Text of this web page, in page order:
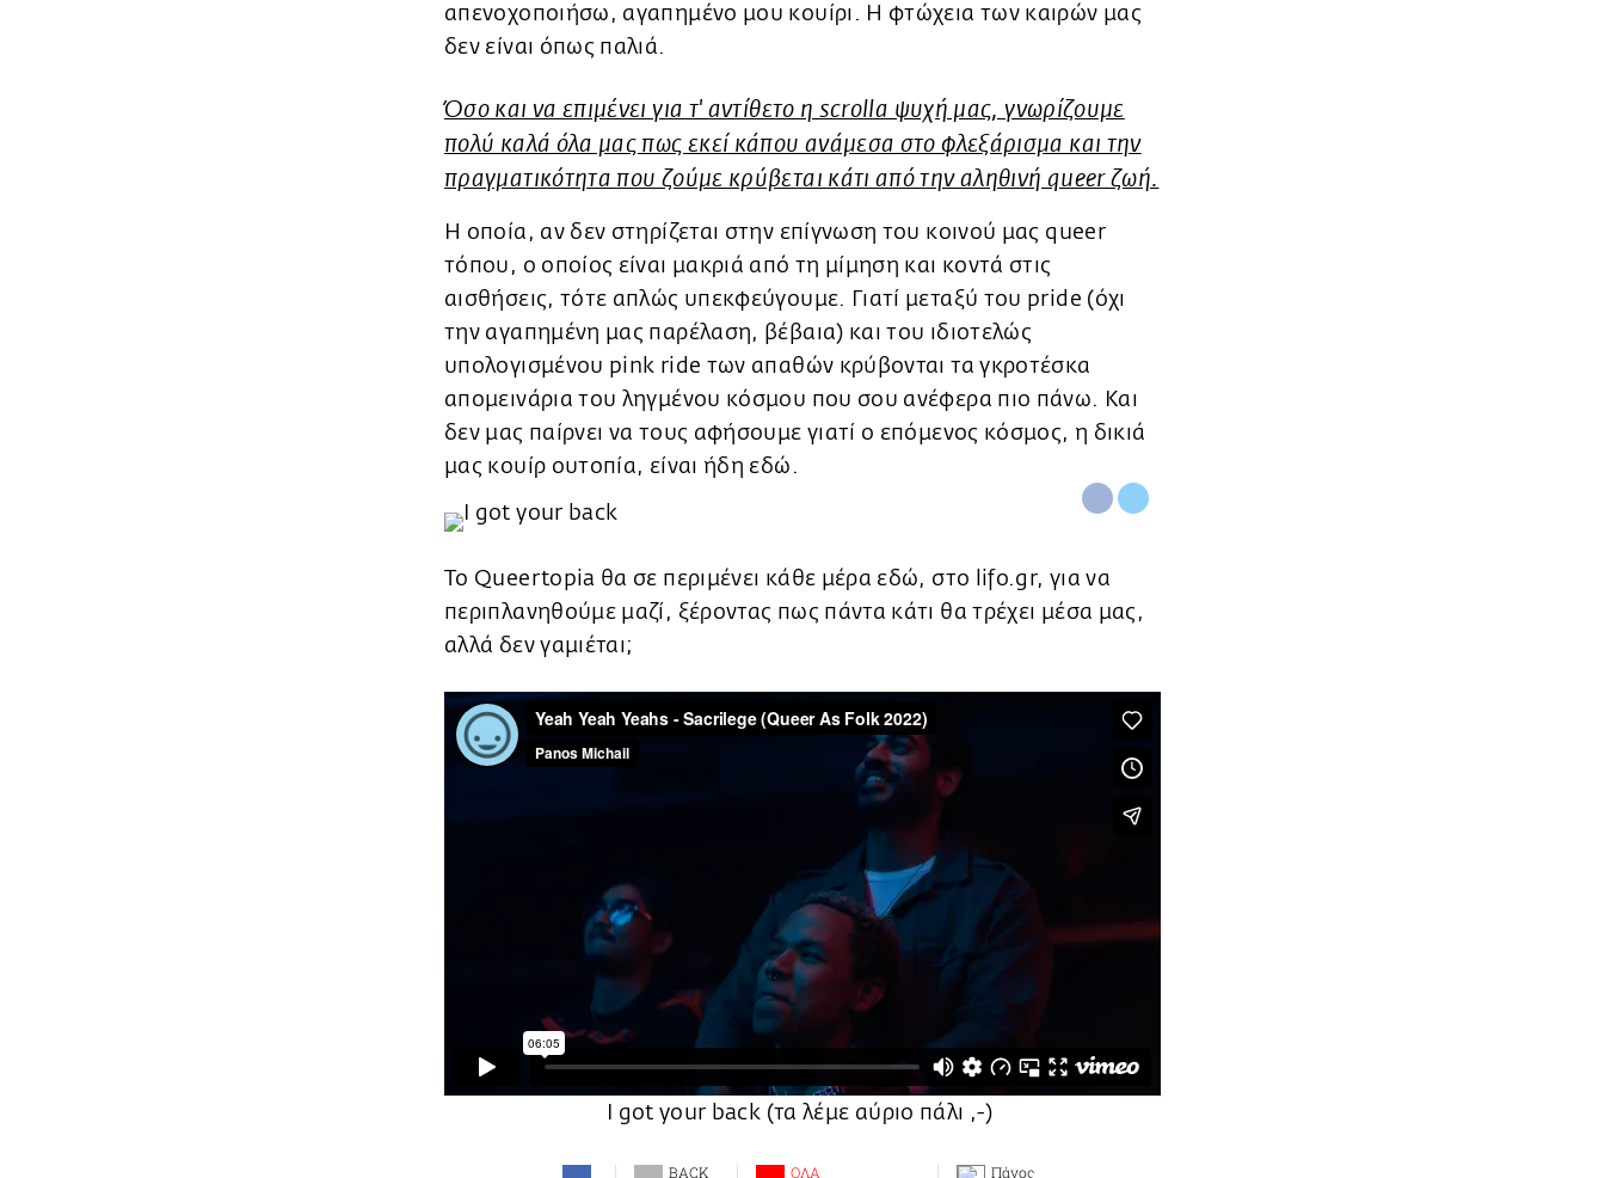
απενοχοποιήσω, αγαπημένο μου κουίρι. Η φτώχεια των καιρών μας
δεν είναι όπως παλιά.
Όσο και να επιμένει για τ' αντίθετο η scrollα ψυχή μας, γνωρίζουμε
πολύ καλά όλα μας πως εκεί κάπου ανάμεσα στο φλεξάρισμα και την
πραγματικότητα που ζούμε κρύβεται κάτι από την αληθινή queer ζωή.
Η οποία, αν δεν στηρίζεται στην επίγνωση του κοινού μας queer
τόπου, ο οποίος είναι μακριά από τη μίμηση και κοντά στις
αισθήσεις, τότε απλώς υπεκφεύγουμε. Γιατί μεταξύ του pride (όχι
την αγαπημένη μας παρέλαση, βέβαια) και του ιδιοτελώς
υπολογισμένου pink ride των απαθών κρύβονται τα γκροτέσκα
απομεινάρια του ληγμένου κόσμου που σου ανέφερα πιο πάνω. Kαι
δεν μας παίρνει να τους αφήσουμε γιατί ο επόμενος κόσμος, η δικιά
μας κουίρ ουτοπία, είναι ήδη εδώ.
Το Queertopia θα σε περιμένει κάθε μέρα εδώ, στο lifo.gr, για να
περιπλανηθούμε μαζί, ξέροντας πως πάντα κάτι θα τρέχει μέσα μας,
αλλά δεν γαμιέται;
I got your back (τα λέμε αύριο πάλι ,-)
BACK ΟΛΑ Πάνος